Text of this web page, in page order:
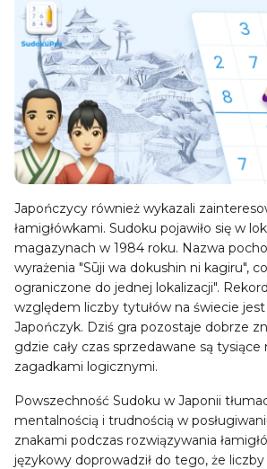
Japończycy również wykazali
łamigłówkami. Sudoku pojawiło się w
magazynach w 1984 roku. Nazwa
wyrażenia "Sūji wa dokushin ni kagiru",
ograniczone do jednej lokalizacji".
względem liczby tytułów na świecie
Japończyk. Dziś gra pozostaje dobrze
gdzie cały czas sprzedawane są
zagadkami logicznymi.
Powszechność Sudoku w Japonii
mentalnością i trudnością w
znakami podczas rozwiązywania
językowy doprowadził do tego, że liczby